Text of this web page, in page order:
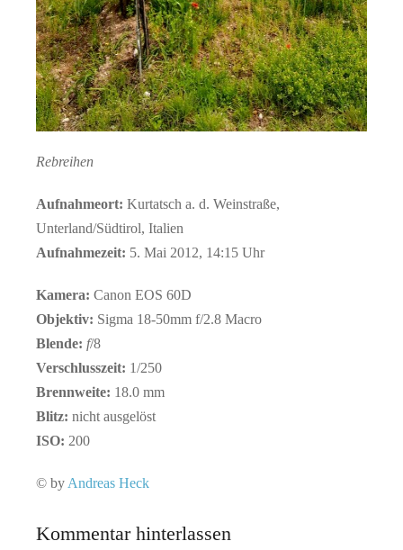
Rebreihen
Aufnahmeort: Kurtatsch a. d. Weinstraße,
Unterland/Südtirol, Italien
Aufnahmezeit: 5. Mai 2012, 14:15 Uhr
Kamera: Canon EOS 60D
Objektiv: Sigma 18-50mm f/2.8 Macro
Blende: f/8
Verschlusszeit: 1/250
Brennweite: 18.0 mm
Blitz: nicht ausgelöst
ISO: 200
© by Andreas Heck
Kommentar hinterlassen